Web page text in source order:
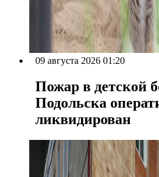
09 августа 2026 01:20
Пожар в детской
Подольска
ликвидирован